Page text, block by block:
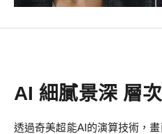
AI 細膩景深 層
透過奇美超能AI的演算技術，